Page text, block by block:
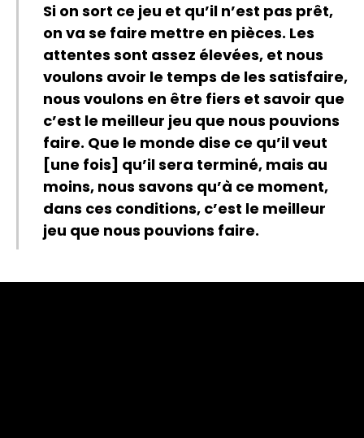
Si on sort ce jeu et qu’il n’est pas prêt,
on va se faire mettre en pièces. Les
attentes sont assez élevées, et nous
voulons avoir le temps de les satisfaire,
nous voulons en être fiers et savoir que
c’est le meilleur jeu que nous pouvions
faire. Que le monde dise ce qu’il veut
[une fois] qu’il sera terminé, mais au
moins, nous savons qu’à ce moment,
dans ces conditions, c’est le meilleur
jeu que nous pouvions faire.